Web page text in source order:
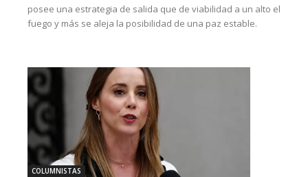
posee una estrategia de salida que de viabilidad a un alto el
fuego y más se aleja la posibilidad de una paz estable.
COLUMNISTAS